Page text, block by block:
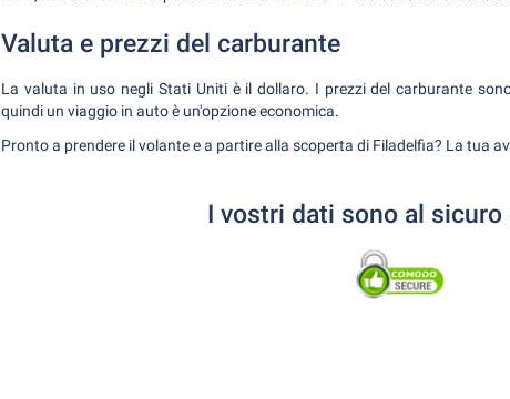
Valuta e prezzi del carburante
La valuta in uso negli Stati Uniti è il dollaro. I prezzi del carburante
quindi un viaggio in auto è un'opzione economica.
Pronto a prendere il volante e a partire alla scoperta di Filadelfia? La tua
I vostri dati sono al sicuro